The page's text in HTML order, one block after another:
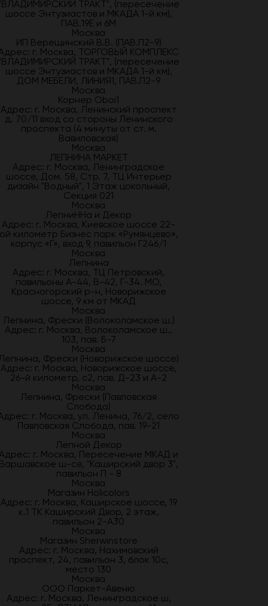
ТРАКТ", (пересечение
шоссе Энтузиастов и МКАДА 1-й км),
ПАВ.19Е и 6М
Москва
ИП Верещинский В.В. (ПАВ.П2-9)
г. Москва, ТОРГОВЫЙ КОМПЛЕКС
ТРАКТ", (пересечение
шоссе Энтузиастов и МКАДА 1-й км),
ДОМ МЕБЕЛИ, ЛИНИЯ1, ПАВ.П2-9
Москва
Корнер Oboi1
Адрес: г. Москва, Ленинский проспект
д. 70/11 вход со стороны Ленинского
проспекта (4 минуты от ст. м.
Вавиловская)
Москва
ЛЕПНИНА МАРКЕТ
Адрес: г. Москва, Ленинградское
шоссе, Дом. 58, Стр. 7, ТЦ Интерьер
дизайн "Водный", 1 Этаж цокольный,
Секция 021
Москва
ЛепниННа и Декор
Адрес: г. Москва, Киевское шоссе 22-
километр Бизнес парк «Румянцево»,
корпус «Г», вход 9, павильон Г246/1
Москва
Лепнина
Адрес: г. Москва, ТЦ Петровский,
павильоны А-44, В-42, Г-34. МО,
Красногорский р-н, Новорижское
шоссе, 9 км от МКАД
Москва
Лепнина, Фрески (Волоколамское ш.)
Адрес: г. Москва, Волоколамское ш.,
103, пав. Б-7
Москва
Фрески (Новорижское шоссе)
Адрес: г. Москва, Новорижское шоссе,
26-й километр, с2, пав. Д-23 и А-2
Москва
Лепнина, Фрески (Павловская
Слобода)
г. Москва, ул. Ленина, 76/2, село
Павловская Слобода, пав. 19-21
Москва
Лепной Декор
г. Москва, Пересечение МКАД и
ш-се, "Каширский двор 3",
павильон П - 8
Москва
Магазин Holicolors
Адрес: г. Москва, Каширское шоссе, 19
к.1 ТК Каширский Двор, 2 этаж,
павильон 2-А30
Москва
Магазин Sherwinstore
Адрес: г. Москва, Нахимовский
проспект, 24, павильон 3, блок 10с,
место 130
Москва
ООО Паркет-Авeню
Адрес: г. Москва, Ленинградское ш,